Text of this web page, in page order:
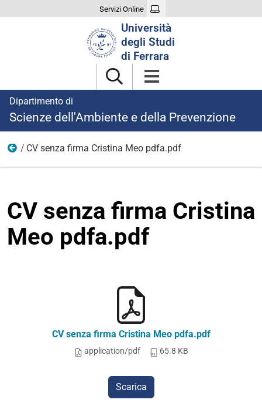
Servizi Online
Università
degli Studi
di Ferrara
Dipartimento di
Scienze dell'Ambiente e della Prevenzione
Ricerca
CV senza firma Cristina Meo pdfa.pdf
CV senza firma Cristina
Meo pdfa.pdf
CV senza firma Cristina Meo pdfa.pdf
application/pdf 65.8 KB
Scarica